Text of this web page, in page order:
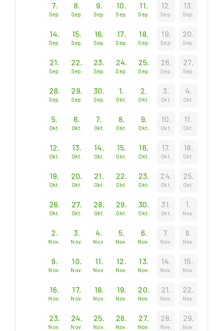
7.
Sep.
8.
Sep.
9.
Sep.
10.
Sep.
11.
Sep.
12.
Sep.
13.
Sep.
14.
Sep.
15.
Sep.
16.
Sep.
17.
Sep.
18.
Sep.
19.
Sep.
20.
Sep.
21.
Sep.
22.
Sep.
23.
Sep.
24.
Sep.
25.
Sep.
26.
Sep.
27.
Sep.
28.
Sep.
29.
Sep.
30.
Sep.
1.
Okt.
2.
Okt.
3.
Okt.
4.
Okt.
5.
Okt.
6.
Okt.
7.
Okt.
8.
Okt.
9.
Okt.
10.
Okt.
11.
Okt.
12.
Okt.
13.
Okt.
14.
Okt.
15.
Okt.
16.
Okt.
17.
Okt.
18.
Okt.
19.
Okt.
20.
Okt.
21.
Okt.
22.
Okt.
23.
Okt.
24.
Okt.
25.
Okt.
26.
Okt.
27.
Okt.
28.
Okt.
29.
Okt.
30.
Okt.
31.
Okt.
1.
Nov.
2.
Nov.
3.
Nov.
4.
Nov.
5.
Nov.
6.
Nov.
7.
Nov.
8.
Nov.
9.
Nov.
10.
Nov.
11.
Nov.
12.
Nov.
13.
Nov.
14.
Nov.
15.
Nov.
16.
Nov.
17.
Nov.
18.
Nov.
19.
Nov.
20.
Nov.
21.
Nov.
22.
Nov.
23.
Nov.
24.
Nov.
25.
Nov.
26.
Nov.
27.
Nov.
28.
Nov.
29.
Nov.